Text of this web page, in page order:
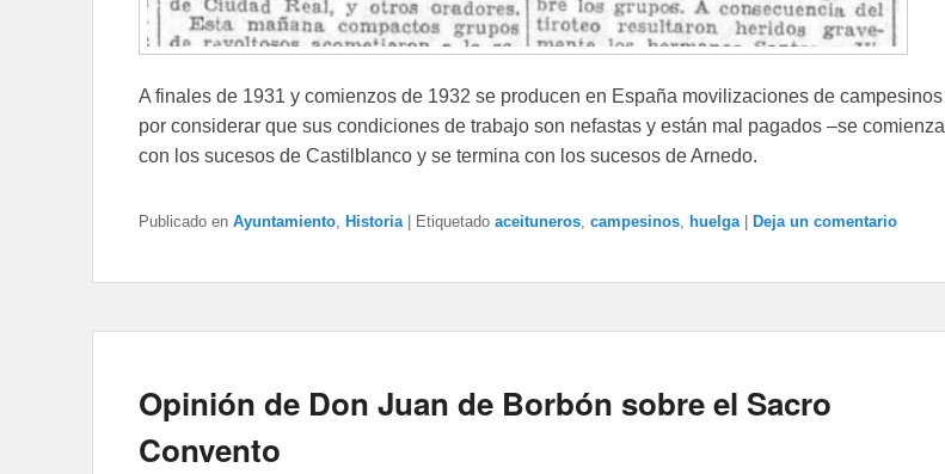
A finales de 1931 y comienzos de 1932 se producen en España movilizaciones de campesinos
por considerar que sus condiciones de trabajo son nefastas y están mal pagados –se comienza
con los sucesos de Castilblanco y se termina con los sucesos de Arnedo.
Publicado en Ayuntamiento, Historia Etiquetado aceituneros, campesinos, huelga Deja un comentario
Opinión de Don Juan de Borbón sobre el Sacro
Convento